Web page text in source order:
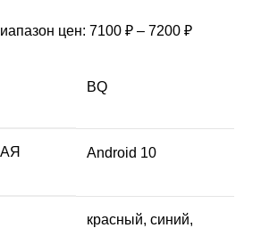
цен: 7100 ₽ – 7200 ₽
BQ
Android 10
красный, синий,